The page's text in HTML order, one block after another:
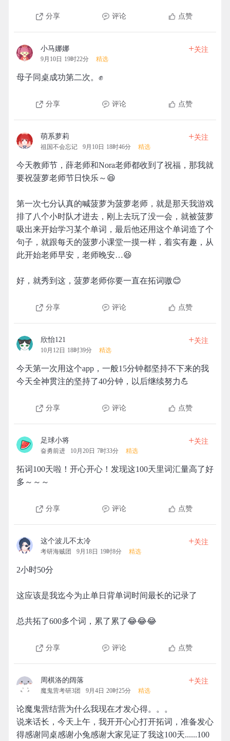
分享 评论 点赞
小马娜娜
9月10日 19时22分 精选
+关注
母子同桌成功第二次。✊
分享 评论 点赞
萌系萝莉
祖国不会忘记 9月10日 18时46分 精选
+关注
今天教师节，薛老师和Nora老师都收到了祝福，那我就
要祝菠萝老师节日快乐～😆
第一次七分认真的喊菠萝为菠萝老师，就是那天我游戏
排了八个小时队才进去，刚上去玩了没一会，就被菠萝
吸出来开始学习某个单词，最后他还用这个单词造了个
句子，就跟每天的菠萝小课堂一摸一样，着实有趣，从
此开始老师早安，老师晚安…😆
好，就秀到这，菠萝老师你要一直在拓词嗷😊
分享 评论 点赞
欣怡121
10月12日 18时39分 精选
+关注
今天第一次用这个app，一般15分钟都坚持不下来的我
今天全神贯注的坚持了40分钟，以后继续努力💪
分享 评论 点赞
足球小将
奋勇前进 10月20日 7时33分 精选
+关注
拓词100天啦！开心开心！发现这100天里词汇量高了好
多～～～
分享 评论 点赞
这个波儿不太冷
考研海贼团 9月18日 19时8分 精选
+关注
2小时50分
这应该是我迄今为止单日背单词时间最长的记录了
总共拓了600多个词，累了累了😂😂😂
分享 评论 点赞
周棋洛的阔落
魔鬼营考研3团 9月4日 20时25分 精选
+关注
论魔鬼营结营为什么我现在才发心得。。。
说来话长，今天上午，我开开心心打开拓词，准备发心
得感谢同桌感谢小兔感谢大家见证了我这100天......100